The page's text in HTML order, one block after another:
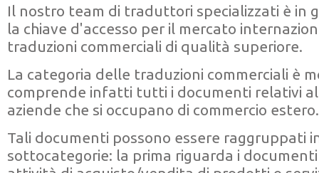
Il nostro team di traduttori specializzati è in
la chiave d'accesso per il mercato
traduzioni commerciali di qualità superiore.
La categoria delle traduzioni commerciali è
comprende infatti tutti i documenti relativi
aziende che si occupano di commercio estero.
Tali documenti possono essere raggruppati
sottocategorie: la prima riguarda i